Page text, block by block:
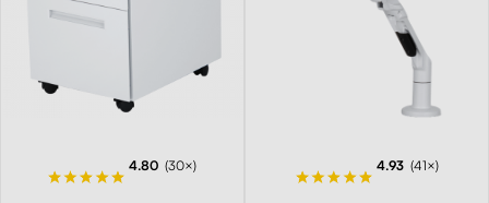
4.80 (30×) 4.93 (41×)